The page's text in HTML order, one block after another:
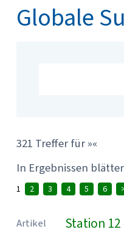
Globale
321 Treffer für »«
In Ergebnissen
1 2 3 4 5 6
Artikel Station 12